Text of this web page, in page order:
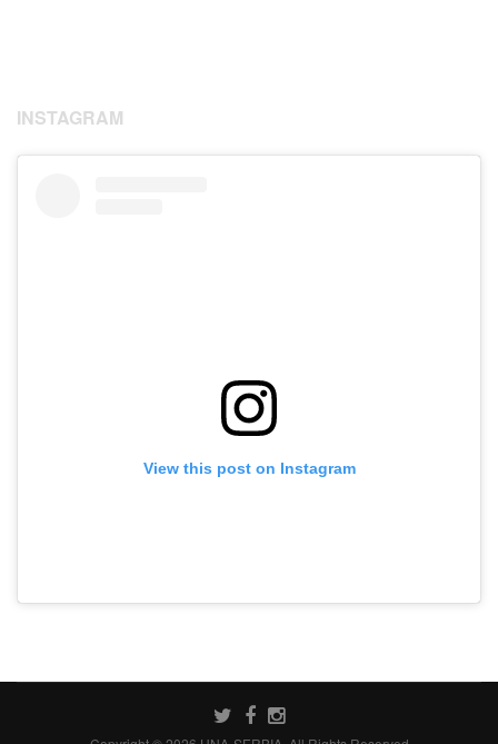
INSTAGRAM
View this post on Instagram